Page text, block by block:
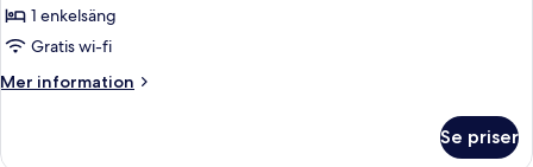
1 enkelsäng
Gratis wi-fi
Mer information
Mer
Se priser